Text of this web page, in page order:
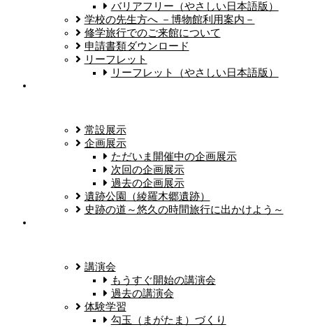
バリアフリー（やさしい日本語版）
学校の先生方へ －博物館利用案内－
修学旅行でのご来館について
申請書類ダウンロード
リーフレット
リーフレット（やさしい日本語版）
常設展示
企画展示
ただいま開催中の企画展示
次回の企画展示
過去の企画展示
遺跡公園（綾羅木郷遺跡）
史跡の道～悠久の時間旅行に出かけよう～
講演会
もうすぐ開始の講演会
過去の講演会
体験学習
勾玉（まがたま）づくり